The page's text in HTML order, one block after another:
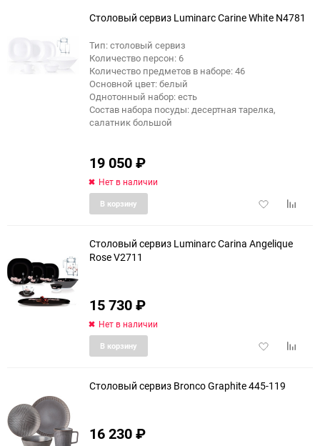
Столовый сервиз Luminarc Carine White N4781
Тип: столовый сервиз
Количество персон: 6
Количество предметов в наборе: 46
Основной цвет: белый
Однотонный набор: есть
Состав набора посуды: десертная тарелка,
салатник большой
19 050₽
Нет в наличии
Добавить
В корзину
Столовый сервиз Luminarc Carina Angelique
Rose V2711
15 730₽
Нет в наличии
Добавить
В корзину
Столовый сервиз Bronco Graphite 445-119
16 230₽